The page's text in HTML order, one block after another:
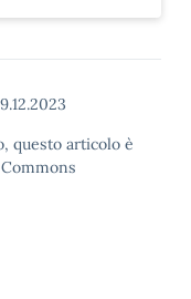
questo articolo è